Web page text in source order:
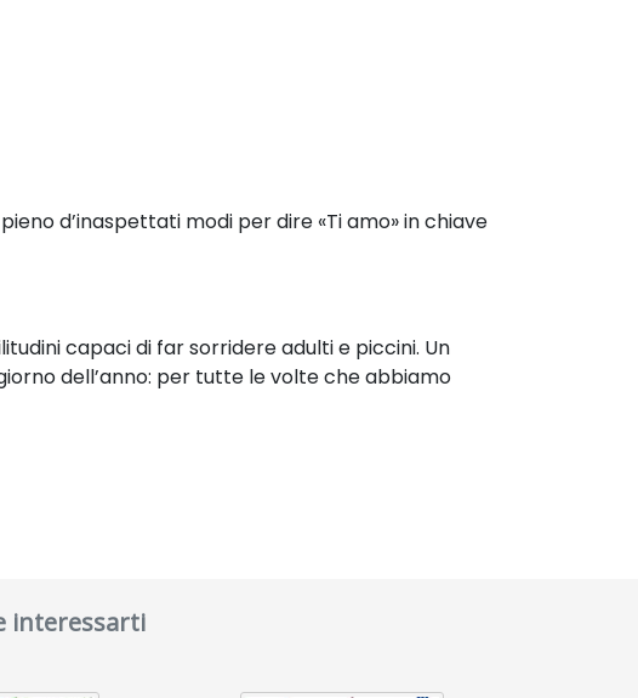
d’inaspettati modi perdire «Ti amo» in chiave
capaci di far sorridereadulti e piccini. Un
dell’anno: per tutte le volte che abbiamo
interessarti